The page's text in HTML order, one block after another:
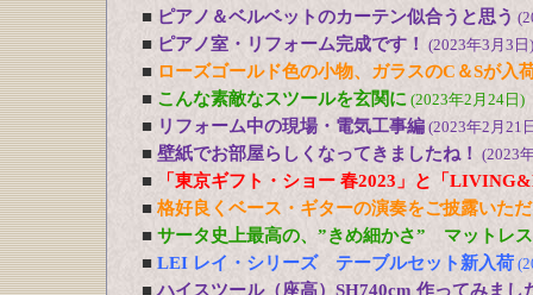
■ ピアノ＆ベルベットのカーテン似合うと思う
■ ピアノ室・リフォーム完成です！ (2023年3月3日)
■ ローズゴールド色の小物、ガラスのC＆Sが入
■ こんな素敵なスツールを玄関に (2023年2月24日)
■ リフォーム中の現場・電気工事編 (2023年2月21
■ 壁紙でお部屋らしくなってきましたね！ (2023
■
「東京ギフト・ショー 春2023」と「
■ 格好良くベース・ギターの演奏をご披露いた
■ サータ史上最高の、”きめ細かさ” マットレ
■ LEI レイ・シリーズ テーブルセット新入荷
■ ハイスツール（座高）SH740cm 作ってみまし